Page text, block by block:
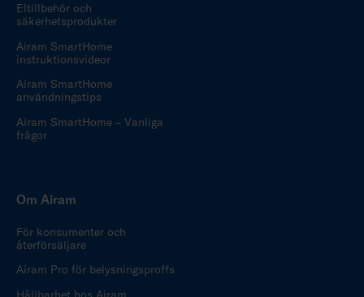
Eltillbehör och
säkerhetsprodukter
Airam SmartHome
instruktionsvideor
Airam SmartHome
användningstips
Airam SmartHome – Vanliga
frågor
Om Airam
För konsumenter och
återförsäljare
Airam Pro för belysningsproffs